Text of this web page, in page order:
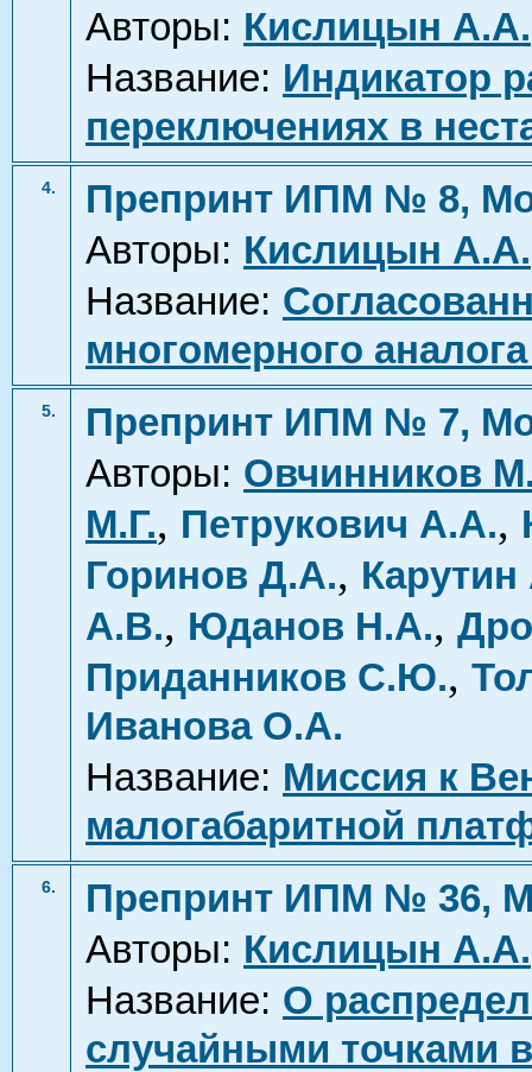
Авторы: Кислицын А.А.
Название: Индикатор
переключениях в
4.
Препринт ИПМ № 8,
Авторы: Кислицын А.А.
Название:
многомерного
5.
Препринт ИПМ № 7,
Авторы: Овчинников
М.Г., Петрукович А.А.,
Горинов Д.А.,
А.В., Юданов Н.А.,
Приданников С.Ю.,
Иванова О.А.
Название: Миссия к
малогабаритной
6.
Препринт ИПМ № 36,
Авторы: Кислицын А.А.
Название: О
случайными точками